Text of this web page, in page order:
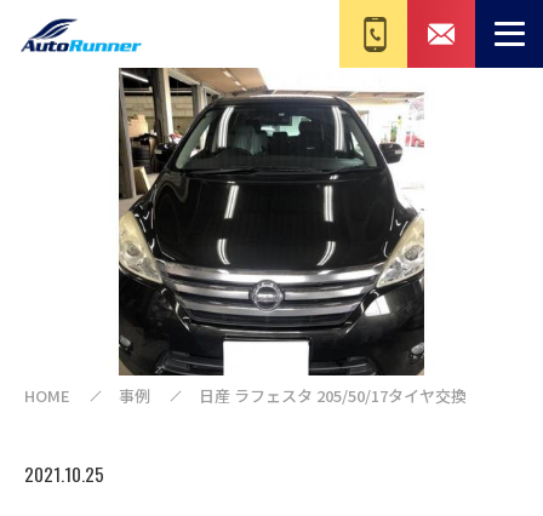
HOME 事例 日産 ラフェスタ 205/50/17タイヤ交換
2021.10.25